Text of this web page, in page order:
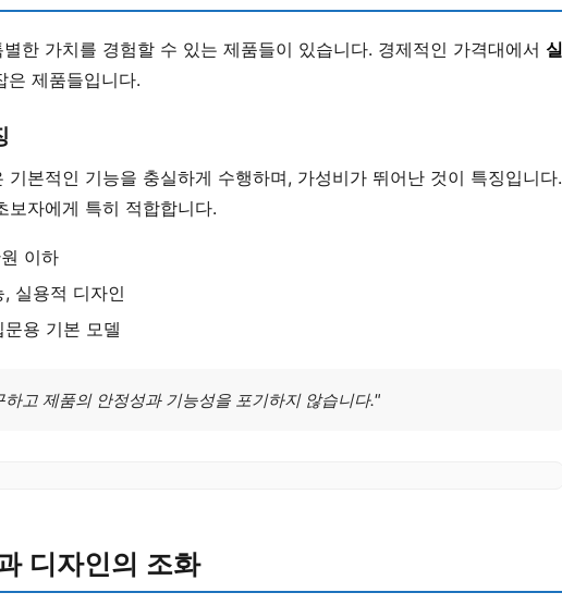
한 가치를 경험할 수 있는 제품들이 있습니다. 경제적인 가격대에서 실
은 제품들입니다.
기본적인 기능을 충실하게 수행하며, 가성비가 뛰어난 것이 특징입니다.
보자에게 특히 적합합니다.
이하
실용적 디자인
용 기본 모델
고 제품의 안정성과 기능성을 포기하지 않습니다."
디자인의 조화